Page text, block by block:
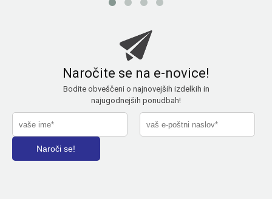
Naročite se na e-novice!
Bodite obveščeni o najnovejših izdelkih in
najugodnejših ponudbah!